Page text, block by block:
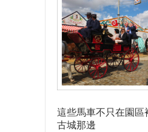
這些馬車不只在園區
古城那邊